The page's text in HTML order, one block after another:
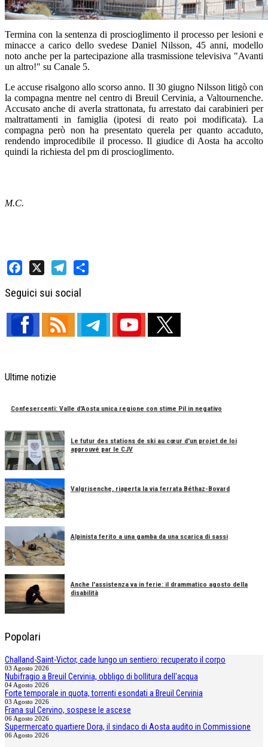
Termina con la sentenza di proscioglimento il processo per lesioni e
minacce a carico dello svedese Daniel Nilsson, 45 anni, modello
noto anche per la partecipazione alla trasmissione televisiva "Avanti
un altro!" su Canale 5.
Le accuse risalgono allo scorso anno. Il 30 giugno Nilsson litigò con
la compagna mentre nel centro di Breuil Cervinia, a Valtournenche.
Accusato anche di averla strattonata, fu arrestato dai carabinieri per
maltrattamenti in famiglia (ipotesi di reato poi modificata). La
compagna però non ha presentato querela per quanto accaduto,
rendendo improcedibile il processo. Il giudice di Aosta ha accolto
quindi la richiesta del pm di proscioglimento.
M.C.
Seguici sui social
Ultime notizie
Confesercenti: Valle d'Aosta unica regione con stime Pil in negativo
Le futur des stations de ski au cœur d'un projet de loi
approuvé par le CJV
Valgrisenche, riaperta la via ferrata Béthaz-Bovard
Alpinista ferito a una gamba da una scarica di sassi
Anche l'assistenza va in ferie: il drammatico agosto della
disabilità
Popolari
Challand-Saint-Victor, cade lungo un sentiero: recuperato il corpo
03 Agosto 2026
Nubifragio a Breuil Cervinia, obbligo di bollitura dell'acqua
04 Agosto 2026
Forte temporale in quota, torrenti esondati a Breuil Cervinia
03 Agosto 2026
Frana sul Cervino, sospese le ascese
06 Agosto 2026
Supermercato quartiere Dora, il sindaco di Aosta audito in Commissione
06 Agosto 2026